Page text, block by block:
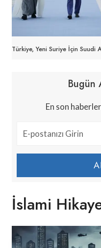
Türkiye, Yeni Suriye İçin Suudi
Bugün
En son
İslami